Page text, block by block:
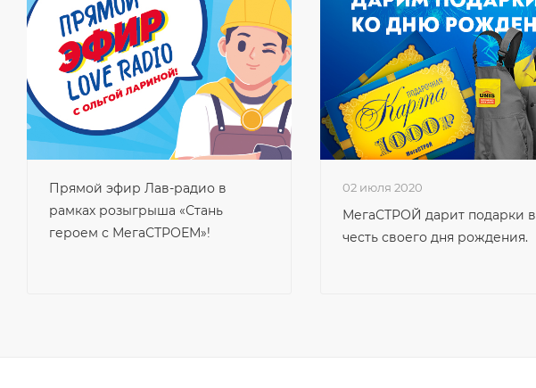
Прямой эфир Лав-радио в
рамках розыгрыша «Стань
героем с МегаСТРОЕМ»!
02 июля 2020
МегаСТРОЙ дарит подарки в
честь своего дня рождения.